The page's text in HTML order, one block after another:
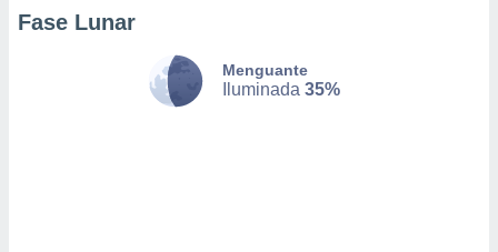
momento
Fase Lunar
Menguante
Iluminada 35%